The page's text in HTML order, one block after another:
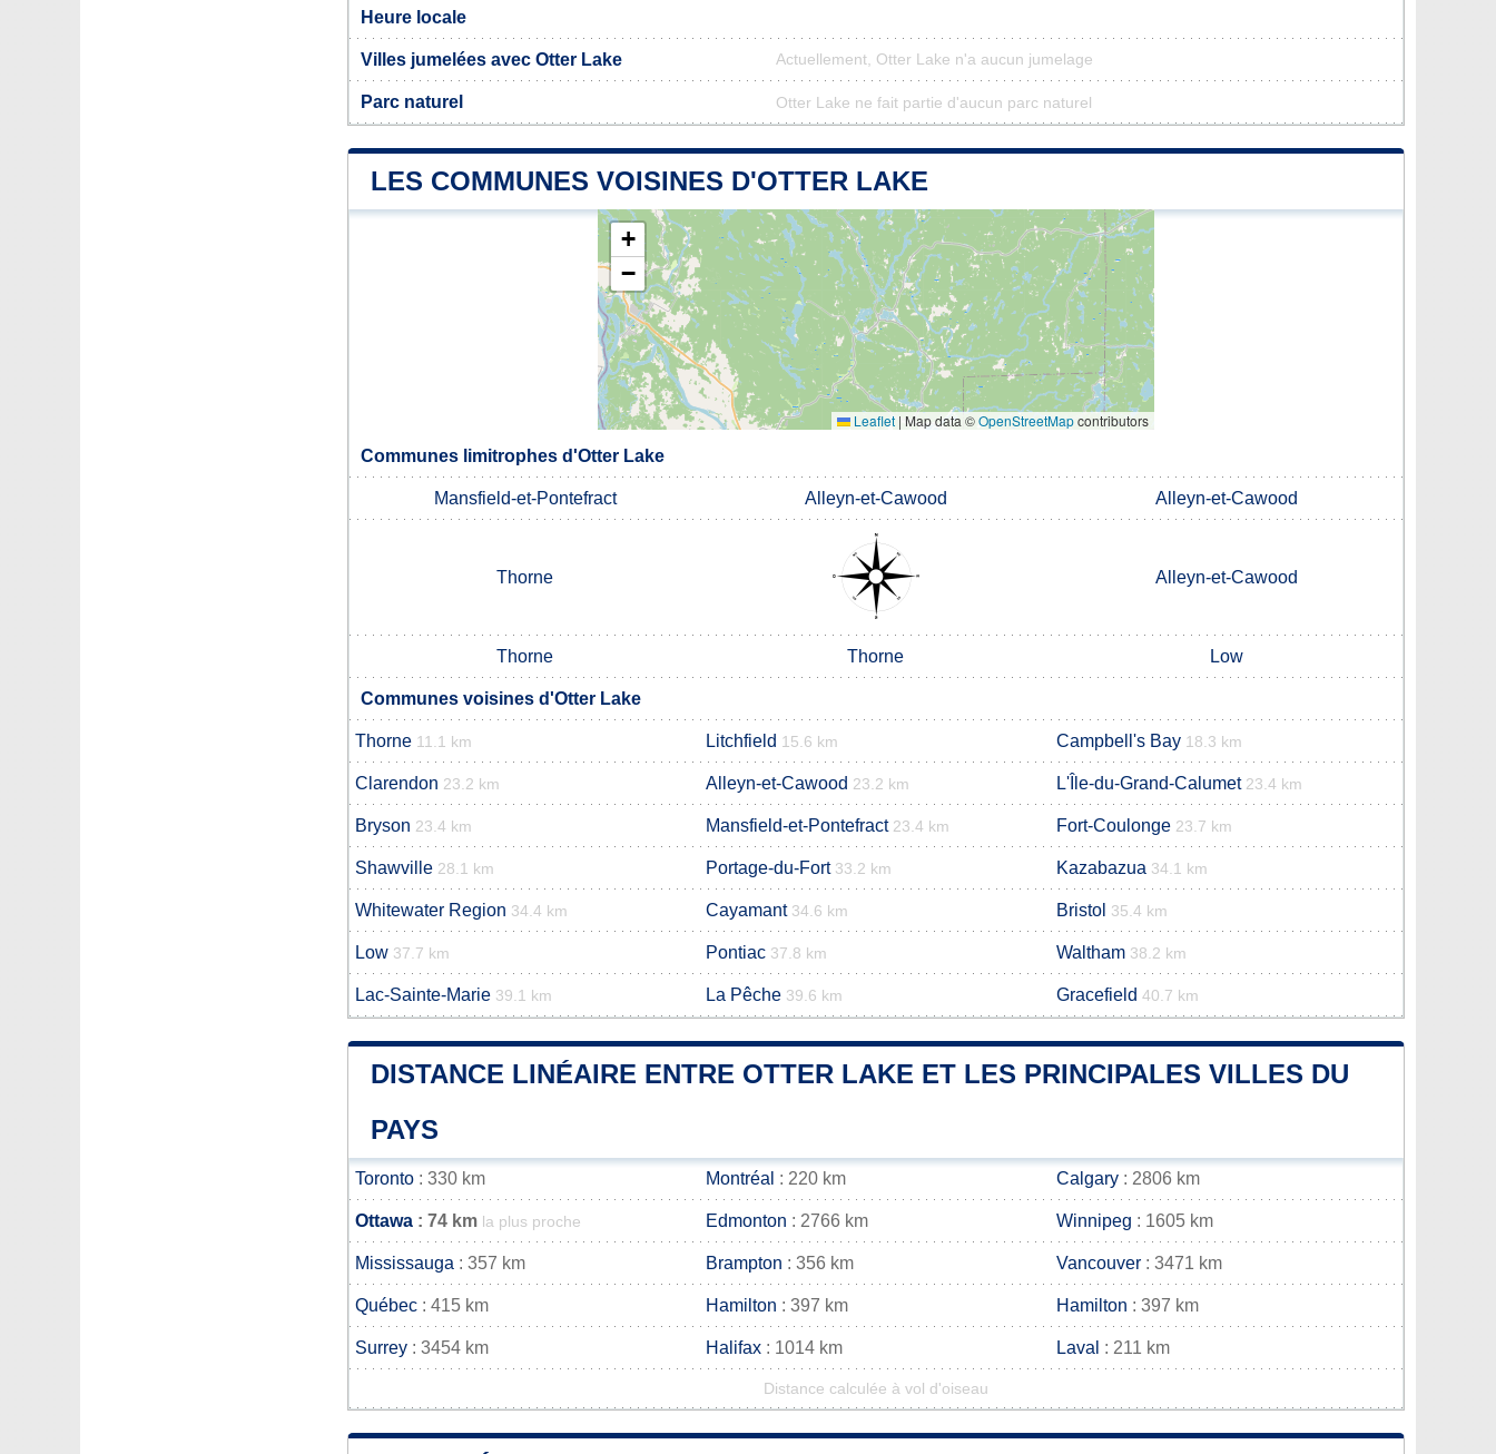
Heure locale
Villes jumelées avec Otter Lake Actuellement, Otter Lake n'a aucun jumelage
Parc naturel Otter Lake ne fait partie d'aucun parc naturel
LES COMMUNES VOISINES D'OTTER LAKE
+
−
Leaflet | Map data ©OpenStreetMapcontributors
Communes limitrophes d'Otter Lake
Mansfield-et-Pontefract Alleyn-et-Cawood Alleyn-et-Cawood
Thorne Alleyn-et-Cawood
Thorne Thorne Low
Communes voisines d'Otter Lake
Thorne 11.1 km Litchfield 15.6 km Campbell's Bay 18.3 km
Clarendon 23.2 km Alleyn-et-Cawood 23.2 km L'Île-du-Grand-Calumet 23.4 km
Bryson 23.4 km Mansfield-et-Pontefract 23.4 km Fort-Coulonge 23.7 km
Shawville 28.1 km Portage-du-Fort 33.2 km Kazabazua 34.1 km
Whitewater Region 34.4 km Cayamant 34.6 km Bristol 35.4 km
Low 37.7 km Pontiac 37.8 km Waltham 38.2 km
Lac-Sainte-Marie 39.1 km La Pêche 39.6 km Gracefield 40.7 km
DISTANCE LINÉAIRE ENTRE OTTER LAKE ET LES PRINCIPALES VILLES DU
PAYS
Toronto : 330 km Montréal : 220 km Calgary : 2806 km
Ottawa : 74 km la plus proche Edmonton : 2766 km Winnipeg : 1605 km
Mississauga : 357 km Brampton : 356 km Vancouver : 3471 km
Québec : 415 km Hamilton : 397 km Hamilton : 397 km
Surrey : 3454 km Halifax : 1014 km Laval : 211 km
Distance calculée à vol d'oiseau